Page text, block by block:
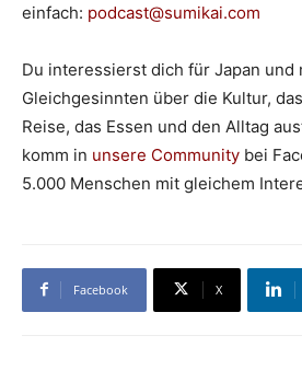
einfach: podcast@sumikai.com
Du interessierst dich für Japan und
Gleichgesinnten über die Kultur,
Reise, das Essen und den Alltag
komm in unsere Community bei
5.000 Menschen mit gleichem
Facebook X